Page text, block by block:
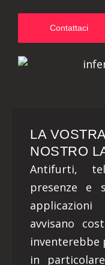
Contattaci
LA
NOSTRO
Antifurti,
presenze e
avvisano
inventerebbe
in